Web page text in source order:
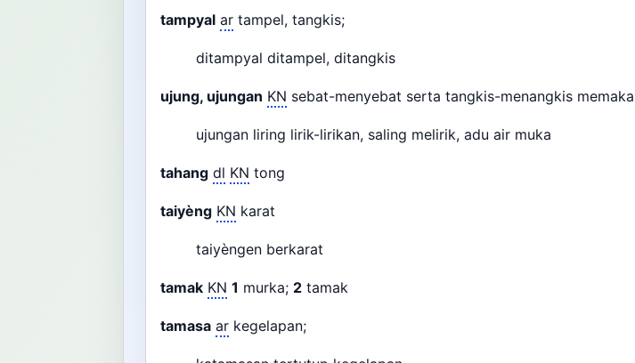
tampyal ar tampel, tangkis;
ditampyal ditampel, ditangkis
ujung, ujungan KN sebat-menyebat serta tangkis-menangkis
ujungan liring lirik-lirikan, saling melirik, adu air muka
tahang dl KN tong
taiyèng KN karat
taiyèngen berkarat
tamak KN 1 murka; 2 tamak
tamasa ar kegelapan;